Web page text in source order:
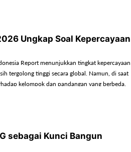
Ungkap Soal Kepercayaan
Report menunjukkan tingkat kepercayaan
tergolong tinggi secara global. Namun, di saat
kelompok dan pandangan yang berbeda.
publik dan strategi PR organisasi.
sebagai Kunci Bangun